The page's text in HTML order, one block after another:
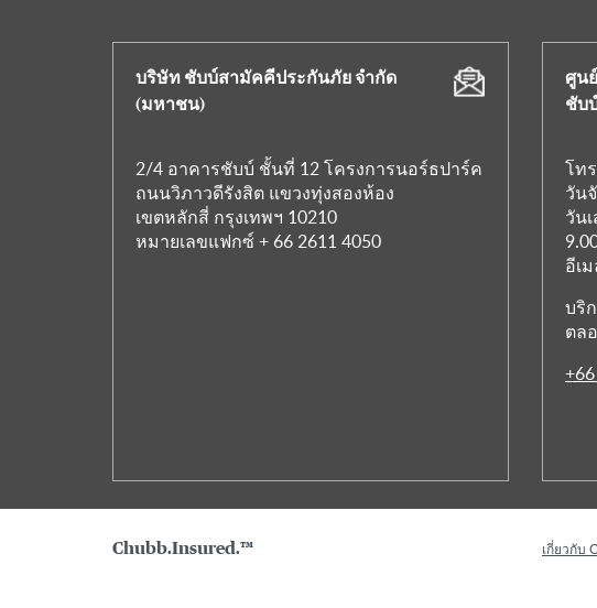
บริษัท ชับบ์สามัคคีประกันภัย จำกัด
(มหาชน)
2/4 อาคารชับบ์ ชั้นที่ 12 โครงการนอร์ธปาร์ค
ถนนวิภาวดีรังสิต แขวงทุ่งสองห้อง
เขตหลักสี่ กรุงเทพฯ 10210
หมายเลขแฟกซ์ + 66 2611 4050
ศูน
ชับ
โท
วัน
วัน
อีเ
บริ
ตล
Chubb.Insured.™ เกี่ยวกับ